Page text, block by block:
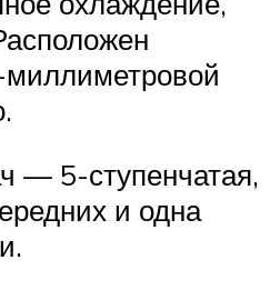
миллиметровой
— 5-ступенчатая,
и одна